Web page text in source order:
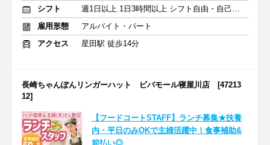
シフト
週1日以上 1日3時間以上 シフト自由・自己申告
雇用形態
アルバイト・パート
アクセス
星田駅 徒歩14分
長崎ちゃんぽんリンガーハット ビバモール寝屋川店 [47213
12]
【フードコートSTAFF】ランチ募集★扶養
内・平日のみOKで主婦活躍中！食事補助&
前払い◎